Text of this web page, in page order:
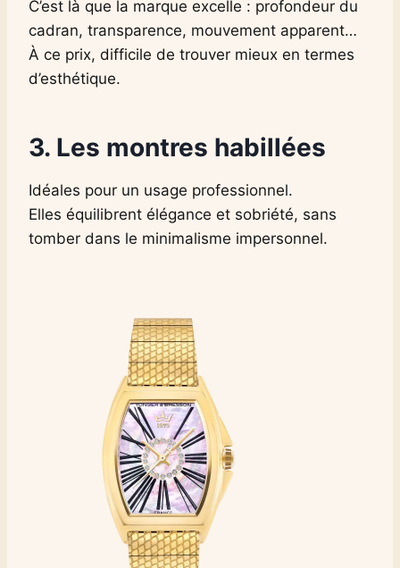
C’est là que la marque excelle : profondeur du
cadran, transparence, mouvement apparent…
À ce prix, difficile de trouver mieux en termes
d’esthétique.
3. Les montres habillées
Idéales pour un usage professionnel.
Elles équilibrent élégance et sobriété, sans
tomber dans le minimalisme impersonnel.